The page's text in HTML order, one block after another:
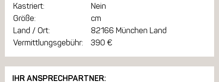
Kastriert:
Nein
Größe:
cm
Land / Ort:
82166 München Land
Vermittlungsgebühr:
390 €
IHR ANSPRECHPARTNER: